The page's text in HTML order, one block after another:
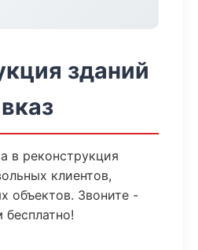
зданий
в реконструкция
клиентов,
объектов. Звоните -
бесплатно!